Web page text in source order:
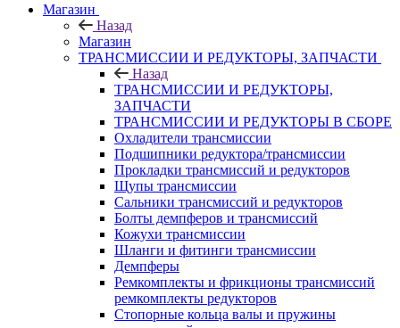
Магазин
Назад
Магазин
ТРАНСМИССИИ И РЕДУКТОРЫ, ЗАПЧАСТИ
Назад
ТРАНСМИССИИ И РЕДУКТОРЫ,
ЗАПЧАСТИ
ТРАНСМИССИИ И РЕДУКТОРЫ В СБОРЕ
Охладители трансмиссии
Подшипники редуктора/трансмиссии
Прокладки трансмиссий и редукторов
Щупы трансмиссии
Сальники трансмиссий и редукторов
Болты демпферов и трансмиссий
Кожухи трансмиссии
Шланги и фитинги трансмиссии
Демпферы
Ремкомплекты и фрикционы трансмиссий
ремкомплекты редукторов
Стопорные кольца валы и пружины